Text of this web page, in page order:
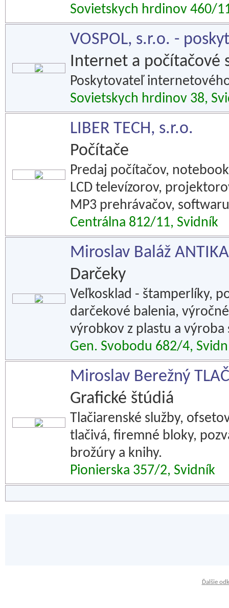
Sovietskych hrdinov 460/
VOSPOL, s.r.o. -
Internet a počítačové
Poskytovateľ
Sovietskych hrdinov 38,
LIBER TECH, s.r.o.
Počítače
Predaj počítačov,
LCD televízorov,
MP3 prehrávačov,
Centrálna 812/11, Svidník
Miroslav Baláž ANTIKA
Darčeky
Veľkosklad - štamperlíky,
darčekové balenia,
výrobkov z plastu a výroba
Gen. Svobodu 682/4,
Miroslav Berežný
Grafické štúdiá
Tlačiarenské služby,
tlačivá, firemné bloky,
brožúry a knihy.
Pionierska 357/2, Svidník
Ďalšie